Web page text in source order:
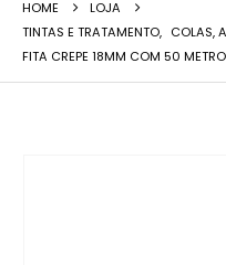
HOME
LOJA
TINTAS E TRATAMENTO, COLAS,
FITA CREPE 18MM COM 50